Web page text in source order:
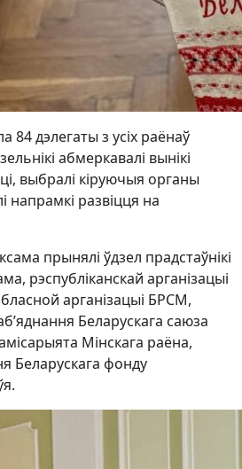
84 дэлегаты з усіх раёнаў
абмеркавалі вынікі
выбралі кіруючыя органы
напрамкі развіцця на
прынялі ўдзел прадстаўнікі
рэспубліканскай арганізацыі
арганізацыі БРСМ,
Беларускага саюза
Мінскага раёна,
Беларускага фонду